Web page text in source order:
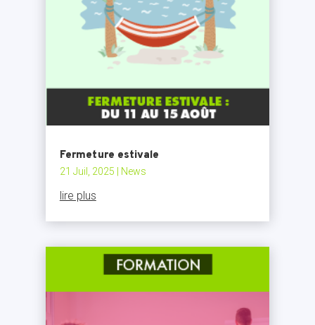
Fermeture estivale
21 Juil, 2025 News
lire plus